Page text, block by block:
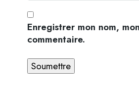
Enregistrer mon nom,
commentaire.